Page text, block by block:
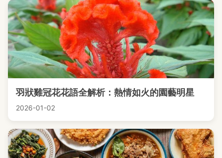
羽狀雞冠花花語全解析：熱情如火的園藝明星
2026-01-02